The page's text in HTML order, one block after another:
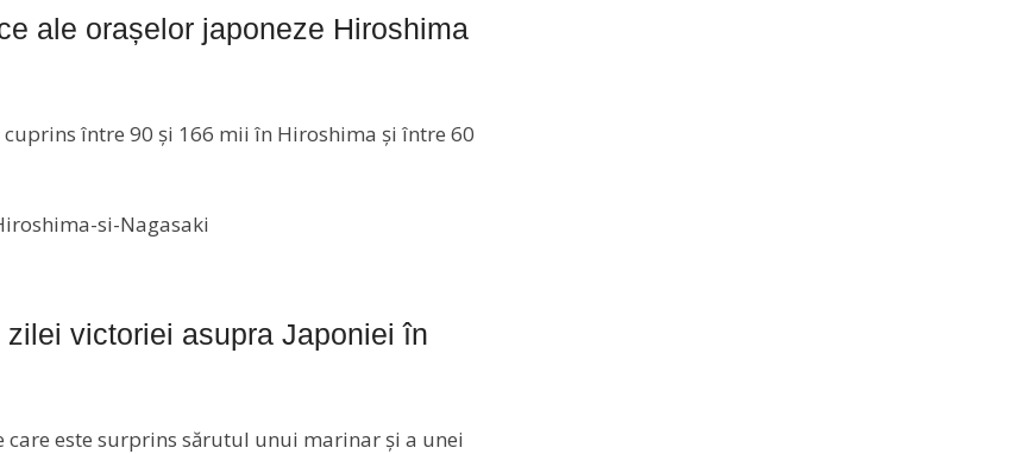
ale orașelor japoneze Hiroshima
între 90 și 166 mii în Hiroshima și între 60
victoriei asupra Japoniei în
este surprins sărutul unui marinar și a unei